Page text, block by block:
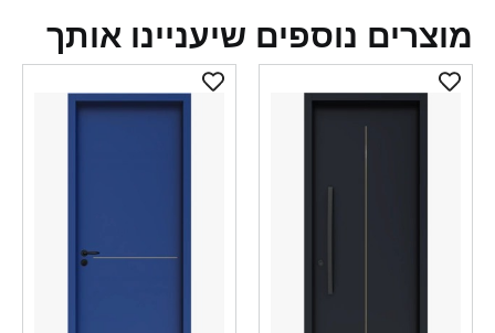
נוספים שיעניינו אותך